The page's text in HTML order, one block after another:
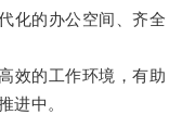
的办公空间、齐全
的工作环境，有助
进中。